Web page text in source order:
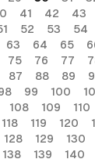
41 42 43
52 53 54
63 64 65
75 76 77
87 88 89
99 100
108 109 110
118 119 120
128 129 130
138 139 140